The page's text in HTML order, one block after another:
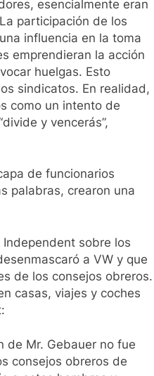
esencialmente eran
participación de los
influencia en la toma
emprendieran la acción
huelgas. Esto
sindicatos. En realidad,
como un intento de
y vencerás”,
de funcionarios
palabras, crearon una
Independent sobre los
a VW y que
de los consejos obreros.
casas, viajes y coches
:
de Mr. Gebauer no fue
consejos obreros de